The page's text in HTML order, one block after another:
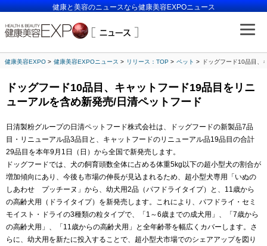
健康と美容のニュースなら健康美容EXPOニュース
健康美容EXPO 健康美容EXPOニュース リリース：TOP ペット ドッグフード10品目、
ドッグフード10品目、キャットフード19品目をリニ
ューアルを含め新発売/日清ペットフード
日清製粉グループの日清ペットフード株式会社は、ドッグフードの新製品7品
目・リニューアル品3品目と、キャットフードのリニューアル品19品目の合計
29品目を本年9月1日（日）から全国で新発売します。
ドッグフードでは、犬の飼育頭数全体に占める体重5kg以下の超小型犬の割合が
増加傾向にあり、今後も市場の伸長が見込まれるため、超小型犬専用「いぬの
しあわせ プッチーヌ」から、幼犬用2品（パフドライタイプ）と、11歳から
の高齢犬用（ドライタイプ）を新発売します。これにより、パフドライ・セミ
モイスト・ドライの3種類の粒タイプで、「1～6歳までの成犬用」、「7歳から
の高齢犬用」、「11歳からの高齢犬用」と全年齢帯を幅広くカバーします。さ
らに、幼犬用を新たに投入することで、超小型犬市場でのシェアアップを図り